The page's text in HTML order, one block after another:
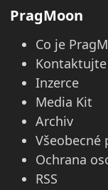
PragMoon
Co je
Inzerce
Media Kit
Archiv
Všeobecné
Ochrana
RSS